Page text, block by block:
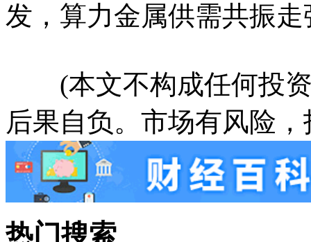
发，算力金属供需共振
(本文不构成任何投资
后果自负。市场有风险
热门搜索